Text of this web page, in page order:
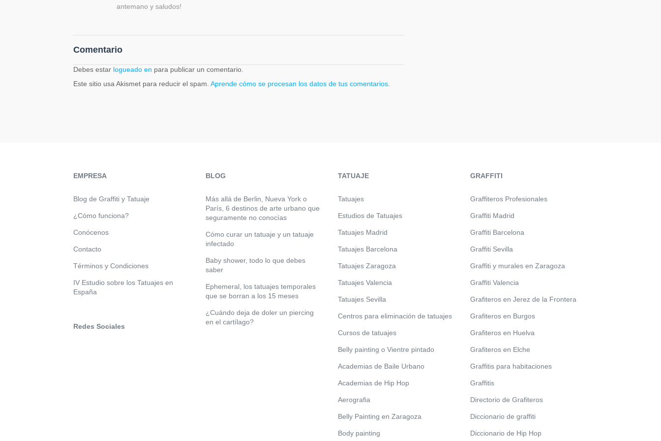
antemano y saludos!
Comentario
Debes estar logueado en para publicar un comentario.
Este sitio usa Akismet para reducir el spam.Aprende cómo se procesan los datos de tus comentarios
EMPRESA
Blog de Graffiti y Tatuaje
¿Cómo funciona?
Conócenos
Contacto
Términos y Condiciones
IV Estudio sobre los Tatuajes en
España
Redes Sociales
BLOG
Más allá de Berlin, Nueva York o
París, 6 destinos de arte urbano que
seguramente no conocías
Cómo curar un tatuaje y un tatuaje
infectado
Baby shower, todo lo que debes
saber
Ephemeral, los tatuajes temporales
que se borran a los 15 meses
¿Cuándo deja de doler un piercing
en el cartílago?
TATUAJE
Tatuajes
Estudios de Tatuajes
Tatuajes Madrid
Tatuajes Barcelona
Tatuajes Zaragoza
Tatuajes Valencia
Tatuajes Sevilla
Centros para eliminación de tatuajes
Cursos de tatuajes
Belly painting o Vientre pintado
Academias de Baile Urbano
Academias de Hip Hop
Aerografia
Belly Painting en Zaragoza
Body painting
GRAFFITI
Graffiteros Profesionales
Graffiti Madrid
Graffiti Barcelona
Graffiti Sevilla
Graffiti y murales en Zaragoza
Graffiti Valencia
Grafiteros en Jerez de la Frontera
Grafiteros en Burgos
Grafiteros en Huelva
Grafiteros en Elche
Graffitis para habitaciones
Graffitis
Directorio de Grafiteros
Diccionario de graffiti
Diccionario de Hip Hop